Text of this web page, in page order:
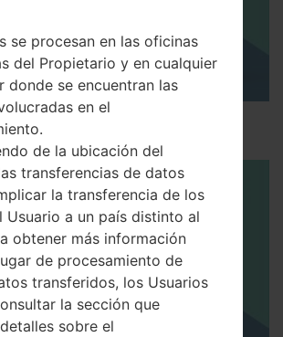
Códigos Secretos para LG!
se procesan en las oficinas
del Propietario y en cualquier
donde se encuentran las
en el
de la ubicación del
transferencias de datos
la transferencia de los
Usuario a un país distinto al
obtener más información
de procesamiento de
transferidos, los Usuarios
la sección que
sobre el